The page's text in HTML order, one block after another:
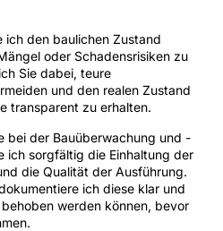
ich den baulichen Zustand
oder Schadensrisiken zu
Sie dabei, teure
und den realen Zustand
transparent zu erhalten.
bei der Bauüberwachung und -
ich sorgfältig die Einhaltung der
die Qualität der Ausführung.
ich diese klar und
werden können, bevor